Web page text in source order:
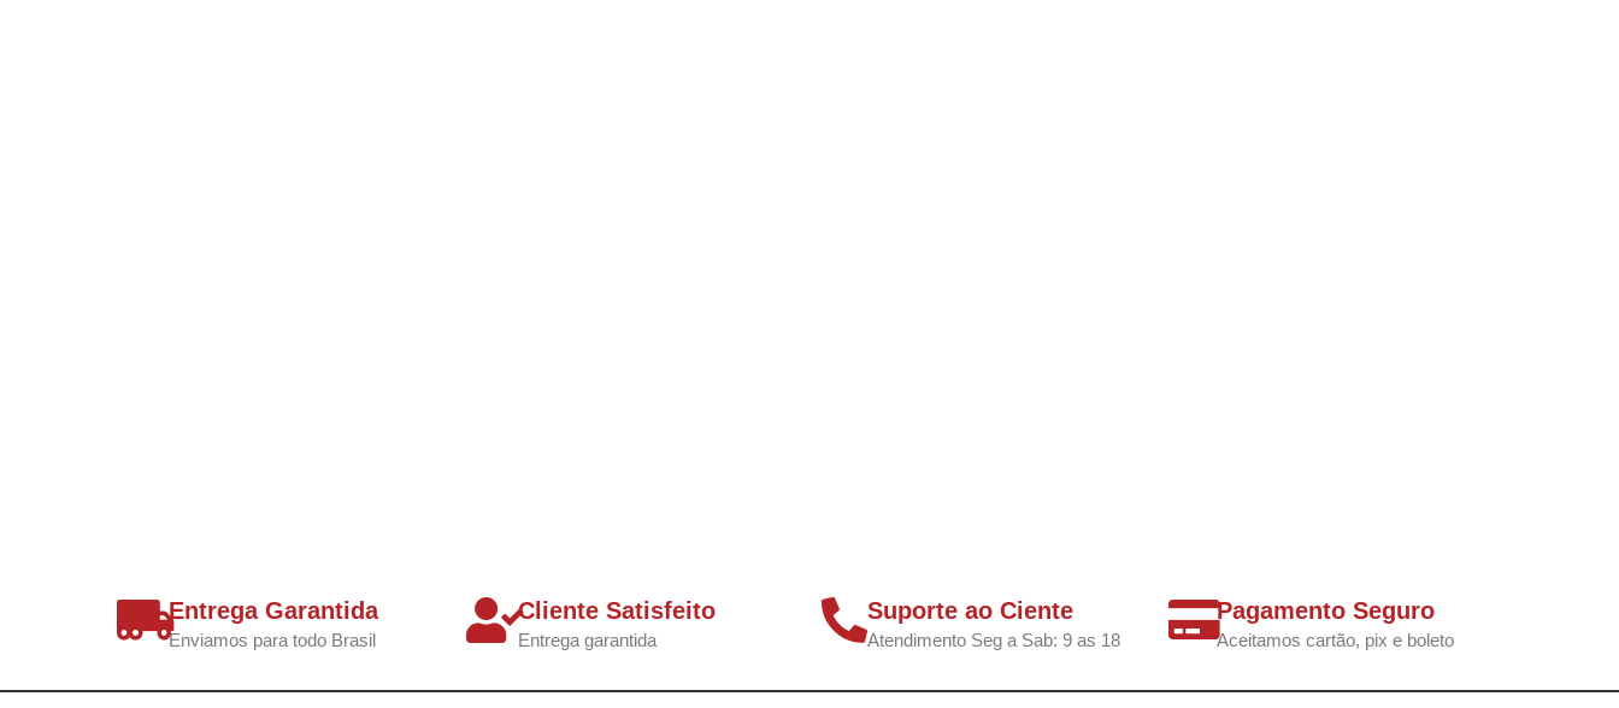
Entrega Garantida
Enviamos para todo Brasil
Cliente Satisfeito
Entrega garantida
Suporte ao Ciente
Atendimento Seg a Sab: 9 as 18
Pagamento Seguro
Aceitamos cartão, pix e boleto